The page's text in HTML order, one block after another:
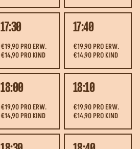
17:30
€19,90 PRO ERW.
€14,90 PRO KIND
17:40
€19,90 PRO ERW.
€14,90 PRO KIND
18:00
€19,90 PRO ERW.
€14,90 PRO KIND
18:10
€19,90 PRO ERW.
€14,90 PRO KIND